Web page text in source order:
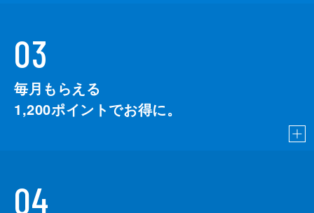
03
毎月もらえる
1,200ポイントでお得に。
04